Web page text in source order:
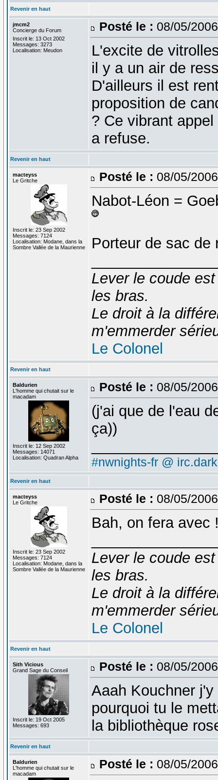
Revenir en haut
jmcm2
Concierge du Forum
Inscrit le: 13 Oct 2002
Messages: 3273
Localisation: Meudon
Posté le : 08/05/
L'excite de
il y a un air de
D'ailleurs il est
proposition de
? Ce vibrant
a refuse.
Revenir en haut
macteyss
Le Gritche
Inscrit le: 23 Sep 2002
Messages: 7124
Localisation: Modane, dans la
Sombre Vallée de la Maurienne
Posté le : 08/05/
Nabot-Léon =
Porteur de sac de
Lever le coude
les bras.
Le droit à la
m'emmerder
Le Colonel
Revenir en haut
Baldurien
L'homme qui chutait sur le
macadam
Inscrit le: 12 Sep 2002
Messages: 14071
Localisation: Quadran Alpha
Posté le : 08/05/
(j'ai que de l'eau
ça))
#nwnights-fr @
Revenir en haut
macteyss
Le Gritche
Inscrit le: 23 Sep 2002
Messages: 7124
Localisation: Modane, dans la
Sombre Vallée de la Maurienne
Posté le : 08/05/
Bah, on fera
Lever le coude
les bras.
Le droit à la
m'emmerder
Le Colonel
Revenir en haut
Sith Vicious
Grand Sage du Conseil
Inscrit le: 19 Oct 2005
Messages: 693
Posté le : 08/05/
Aaah Kouchner
pourquoi tu le
la bibliothèque
Revenir en haut
Baldurien
L'homme qui chutait sur le
macadam
Posté le : 08/05/